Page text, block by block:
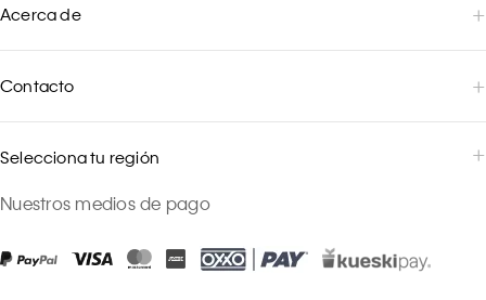
Acerca de
Contacto
Selecciona tu región
Nuestros medios de pago